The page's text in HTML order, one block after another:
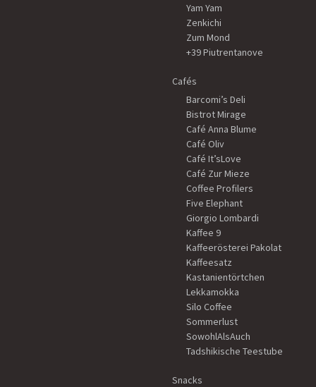
Yam Yam
Zenkichi
Zum Mond
+39 Piutrentanove
Cafés
Barcomi’s Deli
Bistrot Mirage
Café Anna Blume
Café Oliv
Café It’sLove
Café Zur Mieze
Coffee Profilers
Five Elephant
Giorgio Lombardi
Kaffee 9
Kaffeerösterei Pakolat
Kaffeesatz
Kastanientörtchen
Lekkamokka
Silo Coffee
Sommerlust
SowohlAlsAuch
Tadshikische Teestube
Snacks